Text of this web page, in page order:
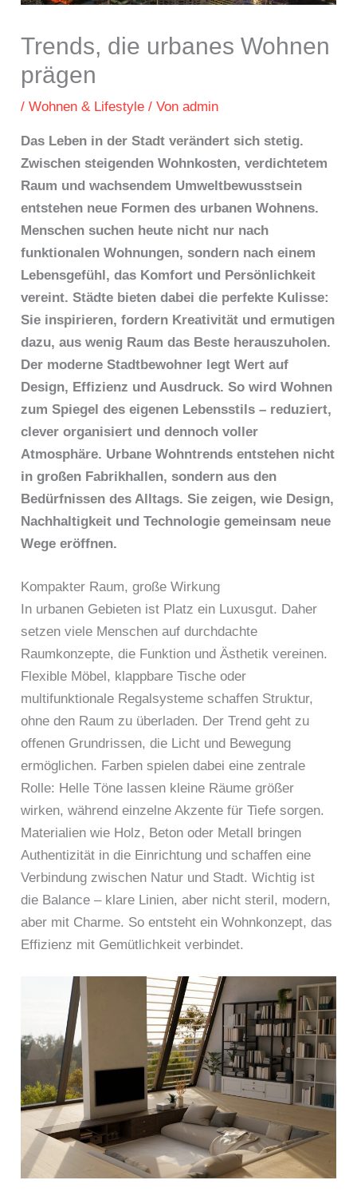
Trends, die urbanes Wohnen
prägen
/Wohnen & Lifestyle / Vonadmin
Das Leben in der Stadt verändert sich stetig.
Zwischen steigenden Wohnkosten, verdichtetem
Raum und wachsendem Umweltbewusstsein
entstehen neue Formen des urbanen Wohnens.
Menschen suchen heute nicht nur nach
funktionalen Wohnungen, sondern nach einem
Lebensgefühl, das Komfort und Persönlichkeit
vereint. Städte bieten dabei die perfekte Kulisse:
Sie inspirieren, fordern Kreativität und ermutigen
dazu, aus wenig Raum das Beste herauszuholen.
Der moderne Stadtbewohner legt Wert auf
Design, Effizienz und Ausdruck. So wird Wohnen
zum Spiegel des eigenen Lebensstils – reduziert,
clever organisiert und dennoch voller
Atmosphäre. Urbane Wohntrends entstehen nicht
in großen Fabrikhallen, sondern aus den
Bedürfnissen des Alltags. Sie zeigen, wie Design,
Nachhaltigkeit und Technologie gemeinsam neue
Wege eröffnen.
Kompakter Raum, große Wirkung
In urbanen Gebieten ist Platz ein Luxusgut. Daher
setzen viele Menschen auf durchdachte
Raumkonzepte, die Funktion und Ästhetik vereinen.
Flexible Möbel, klappbare Tische oder
multifunktionale Regalsysteme schaffen Struktur,
ohne den Raum zu überladen. Der Trend geht zu
offenen Grundrissen, die Licht und Bewegung
ermöglichen. Farben spielen dabei eine zentrale
Rolle: Helle Töne lassen kleine Räume größer
wirken, während einzelne Akzente für Tiefe sorgen.
Materialien wie Holz, Beton oder Metall bringen
Authentizität in die Einrichtung und schaffen eine
Verbindung zwischen Natur und Stadt. Wichtig ist
die Balance – klare Linien, aber nicht steril, modern,
aber mit Charme. So entsteht ein Wohnkonzept, das
Effizienz mit Gemütlichkeit verbindet.